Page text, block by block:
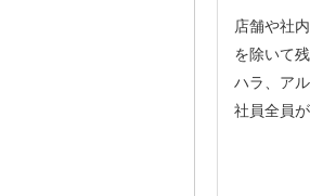
店舗や社
を除いて
ハラ、ア
社員全員